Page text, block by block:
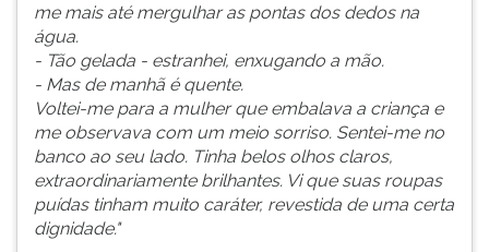
me mais até mergulhar as pontas dos dedos na
água.
- Tão gelada - estranhei, enxugando a mão.
- Mas de manhã é quente.
Voltei-me para a mulher que embalava a criança e
me observava com um meio sorriso. Sentei-me no
banco ao seu lado. Tinha belos olhos claros,
extraordinariamente brilhantes. Vi que suas roupas
puídas tinham muito caráter, revestida de uma certa
dignidade."